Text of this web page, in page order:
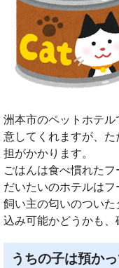
洲本市のペットホテ
意してくれますが、
担がかかります。
ごはんは食べ慣れたフ
だいたいのホテルはフ
飼い主の匂いのつい
込み可能かどうかも、
うちの子は預か